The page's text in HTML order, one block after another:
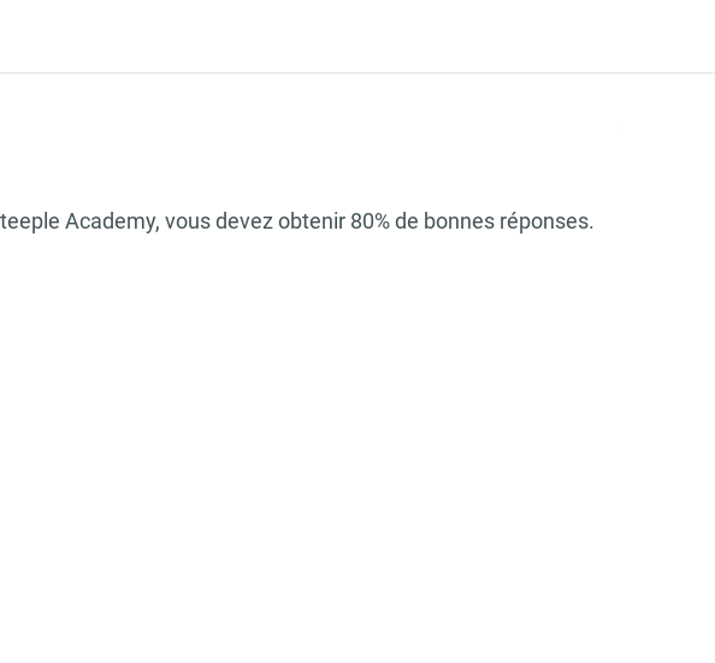
Academy, vous devez obtenir 80% de bonnes réponses.